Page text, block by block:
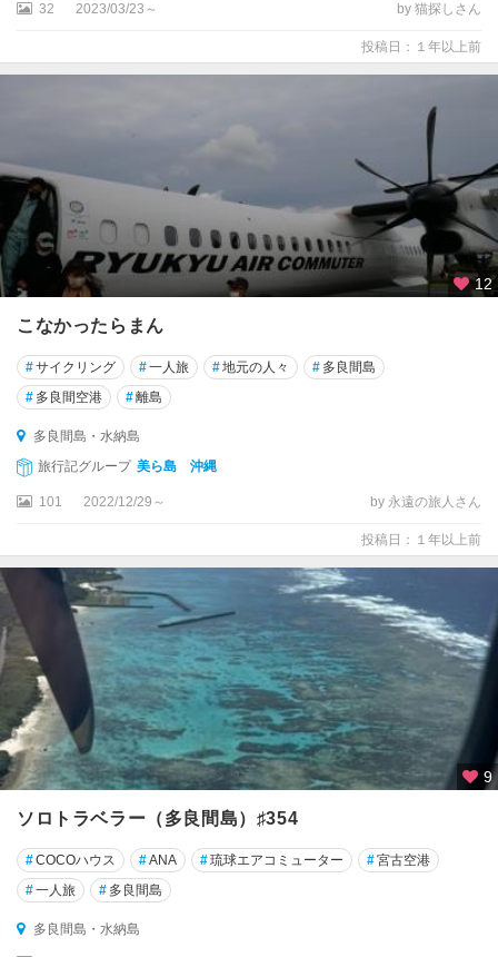
32 2023/03/23～ by 猫探しさん
投稿日：１年以上前
12
こなかったらまん
#サイクリング #一人旅 #地元の人々 # 多良間島
# 多良間空港 #離島
多良間島・水納島
旅行記グループ 美ら島 沖縄
101 2022/12/29～ by 永遠の旅人さん
投稿日：１年以上前
9
ソロトラベラー（多良間島）♯354
#COCOハウス #ANA #琉球エアコミューター #宮古空港
#一人旅 # 多良間島
多良間島・水納島